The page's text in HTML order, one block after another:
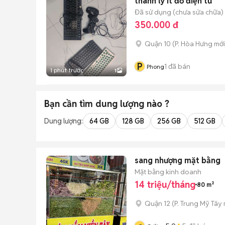
1 phút trước 1
Đã sử dụng (chưa sửa chữa)
350.000 đ
Quận 10 (P. Hòa Hưng
P Phong1 đã bán
Bạn cần tìm dung lượng nào ?
Dung lượng: 64 GB 128 GB 256 GB 512 GB
sang nhượng mặt bằng
Mặt bằng kinh doanh
14 triệu/tháng 80 m²
Quận 12 (P. Trung Mỹ Tây